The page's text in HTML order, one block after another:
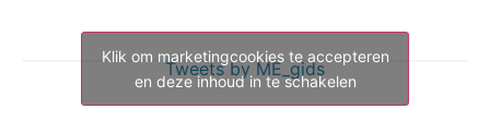
Tweets by ME_gids
Klik om marketingcookies te accepteren
en deze inhoud in te schakelen